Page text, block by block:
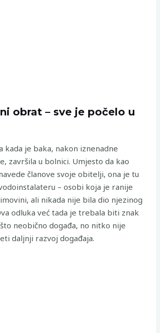
obrat – sve je počelo u
kada je baka, nakon iznenadne
završila u bolnici. Umjesto da kao
članove svoje obitelji, ona je tu
– osobi koja je ranije
ali nikada nije bila dio njezinog
odluka već tada je trebala biti znak
neobično događa, no nitko nije
daljnji razvoj događaja.